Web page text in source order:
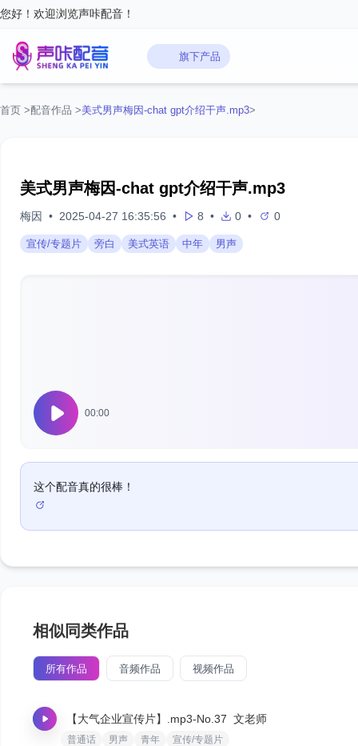
您好！欢迎浏览声咔配音！
旗下产品
首页 >配音作品 >美式男声梅因-chat gpt介绍干声.mp3>
美式男声梅因-chat gpt介绍干声.mp3
梅因 • 2025-04-27 16:35:56 • 8 • 0 • 0
宣传/专题片 旁白 美式英语 中年 男声
00:00
这个配音真的很棒！
相似同类作品
所有作品 音频作品 视频作品
【大气企业宣传片】.mp3-No.37 文老师
普通话 男声 青年 宣传/专题片